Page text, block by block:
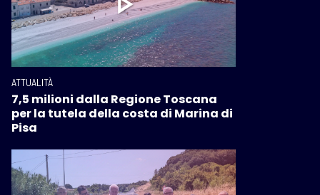
ATTUALITÀ
7,5 milioni dalla Regione Toscana
per la tutela della costa di Marina di
Pisa